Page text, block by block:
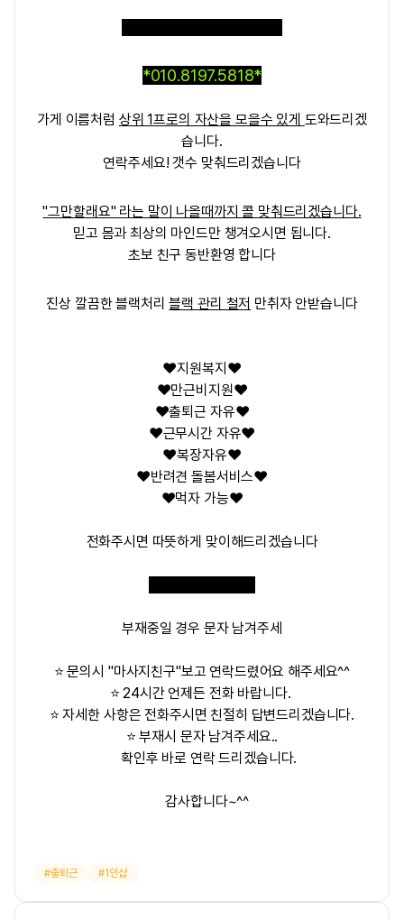
*010.8197.5818*
가게 이름처럼 상위 1프로의 자산을 모을수 있게 도와드리겠
습니다.
연락주세요! 갯수 맞춰드리겠습니다
"그만할래요" 라는 말이 나올때까지 콜 맞춰드리겠습니다.
믿고 몸과 최상의 마인드만 챙겨오시면 됩니다.
초보 친구 동반환영 합니다
진상 깔끔한 블랙처리블랙 관리 철저 만취자 안받습니다
❤️지원복지❤️
❤️만근비지원❤️
❤️출퇴근 자유❤️
❤️근무시간 자유❤️
❤️복장자유❤️
❤️반려견 돌봄서비스❤️
❤️먹자 가능❤️
전화주시면 따뜻하게 맞이해드리겠습니다
부재중일 경우 문자 남겨주세
⭐ 문의시 "마사지친구"보고 연락드렸어요 해주세요^^
⭐ 24시간 언제든 전화 바랍니다.
⭐ 자세한 사항은 전화주시면 친절히 답변드리겠습니다.
⭐ 부재시 문자 남겨주세요..
확인후 바로 연락 드리겠습니다.
감사합니다~^^
출퇴근 1인샵